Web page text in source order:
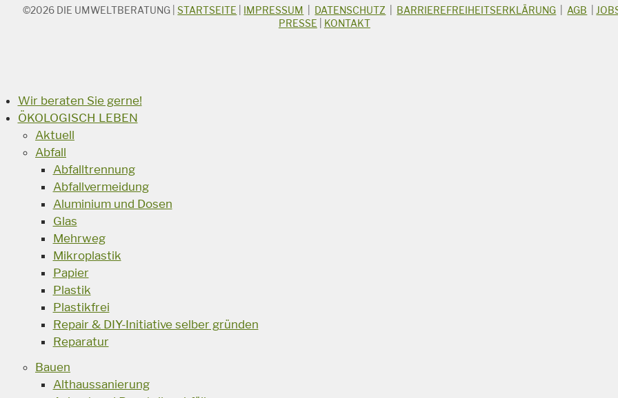
©2026 DIE UMWELTBERATUNG |STARTSEITE IMPRESSUM DATENSCHUTZ BARRIEREFREIHEITSERKLÄRUNG |AGB |
PRESSE
KONTAKT
Wir beraten Sie gerne!
ÖKOLOGISCH LEBEN
Aktuell
Abfall
Abfalltrennung
Abfallvermeidung
Aluminium und Dosen
Glas
Mehrweg
Mikroplastik
Papier
Plastik
Plastikfrei
Repair & DIY-Initiative selber gründen
Reparatur
Bauen
Althaussanierung